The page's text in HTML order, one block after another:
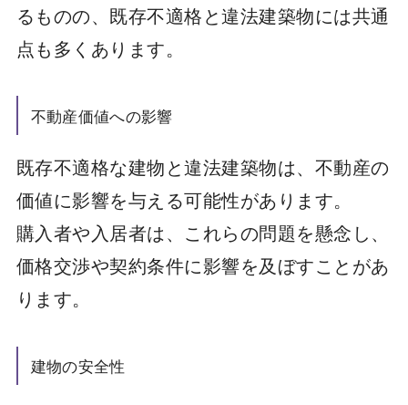
るものの、既存不適格と違法建築物には共通
点も多くあります。
不動産価値への影響
既存不適格な建物と違法建築物は、不動産の
価値に影響を与える可能性があります。
購入者や入居者は、これらの問題を懸念し、
価格交渉や契約条件に影響を及ぼすことがあ
ります。
建物の安全性